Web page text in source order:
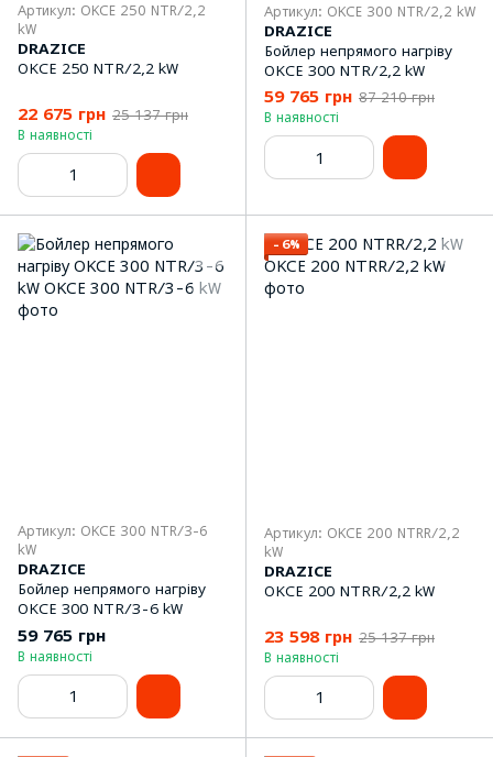
Артикул: OKCE 250 NTR/2,2
kW
DRAZICE
OKCE 250 NTR/2,2 kW
22 675 грн 25 137 грн
В наявності
Артикул: OKCE 300 NTR/2,2 kW
DRAZICE
Бойлер непрямого нагріву
OKCE 300 NTR/2,2 kW
59 765 грн 87 210 грн
В наявності
Артикул: OKCE 300 NTR/3-6
kW
DRAZICE
Бойлер непрямого нагріву
OKCE 300 NTR/3-6 kW
59 765 грн
В наявності
−6%
Артикул: OKCE 200 NTRR/2,2
kW
DRAZICE
OKCE 200 NTRR/2,2 kW
23 598 грн 25 137 грн
В наявності